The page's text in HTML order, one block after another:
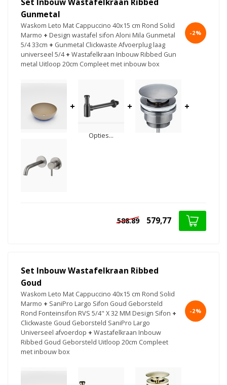
Set Inbouw Wastafelkraan Ribbed
Gunmetal
Waskom Leto Mat Cappuccino 40x15 cm Rond Solid
Marmo + Design wastafel sifon Aloni Mila Gunmetal
5/4 33cm + Gunmetal Clickwaste Afvoerplug laag
universeel 5/4 + Wastafelkraan Inbouw Ribbed Gun
metal Uitloop 20cm Compleet met inbouw box
-2%
+
Opties...
+ +
588.89 579,77
Set Inbouw Wastafelkraan Ribbed
Goud
Waskom Leto Mat Cappuccino 40x15 cm Rond Solid
Marmo + SaniPro Largo Sifon Goud Geborsteld
Rond Fonteinsifon RVS 5/4" X 32 MM Design Sifon +
Clickwaste Goud Geborsteld SaniPro Largo
Universeel afvoerdop + Wastafelkraan Inbouw
Ribbed Goud Geborsteld Uitloop 20cm Compleet
met inbouw box
-2%